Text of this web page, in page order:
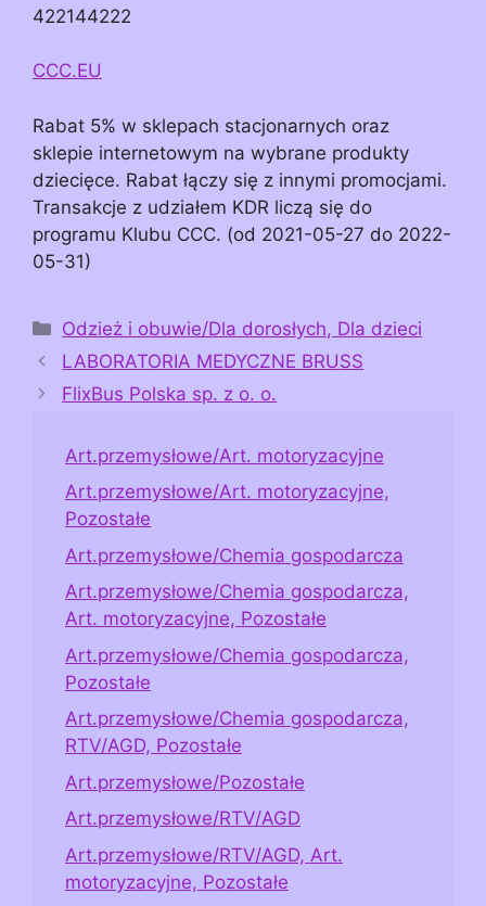
422144222
CCC.EU
Rabat 5% w sklepach stacjonarnych oraz
sklepie internetowym na wybrane produkty
dziecięce. Rabat łączy się z innymi promocjami.
Transakcje z udziałem KDR liczą się do
programu Klubu CCC. (od 2021-05-27 do 2022-
05-31)
Kategorie
Odzież i obuwie/Dla dorosłych, Dla dzieci
LABORATORIA MEDYCZNE BRUSS
FlixBus Polska sp. z o. o.
Art.przemysłowe/Art. motoryzacyjne
Art.przemysłowe/Art. motoryzacyjne,
Pozostałe
Art.przemysłowe/Chemia gospodarcza
Art.przemysłowe/Chemia gospodarcza,
Art. motoryzacyjne, Pozostałe
Art.przemysłowe/Chemia gospodarcza,
Pozostałe
Art.przemysłowe/Chemia gospodarcza,
RTV/AGD, Pozostałe
Art.przemysłowe/Pozostałe
Art.przemysłowe/RTV/AGD
Art.przemysłowe/RTV/AGD, Art.
motoryzacyjne, Pozostałe